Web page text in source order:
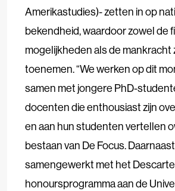
Amerikastudies)- zetten in op
bekendheid, waardoor zowel de
mogelijkheden als de mankracht
toenemen. “We werken op dit
samen met jongere PhD-
docenten die enthousiast zijn
en aan hun studenten vertellen
bestaan van De Focus.
samengewerkt met het
honoursprogramma aan de